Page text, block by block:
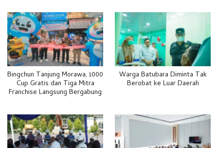
Bingchun Tanjung Morawa, 1000
Cup Gratis dan Tiga Mitra
Franchise Langsung Bergabung
Warga Batubara Diminta Tak
Berobat ke Luar Daerah